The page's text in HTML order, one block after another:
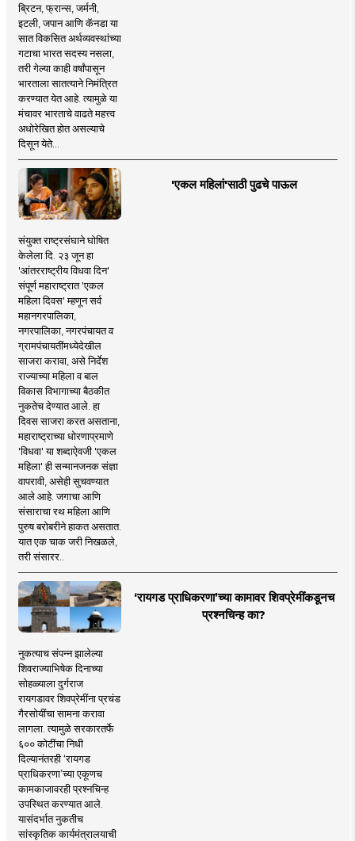
ब्रिटन, फ्रान्स, जर्मनी,
इटली, जपान आणि कॅनडा या
सात विकसित अर्थव्यवस्थांच्या
गटाचा भारत सदस्य नसला,
तरी गेल्या काही वर्षांपासून
भारताला सातत्याने निमंत्रित
करण्यात येत आहे. त्यामुळे या
मंचावर भारताचे वाढते महत्त्व
अधोरेखित होत असल्याचे
दिसून येते...
'एकल महिलां'साठी पुढचे पाऊल
संयुक्त राष्ट्रसंघाने घोषित
केलेला दि. २३ जून हा
'आंतरराष्ट्रीय विधवा दिन'
संपूर्ण महाराष्ट्रात 'एकल
महिला दिवस' म्हणून सर्व
महानगरपालिका,
नगरपालिका, नगरपंचायत व
ग्रामपंचायतींमध्येदेखील
साजरा करावा, असे निर्देश
राज्याच्या महिला व बाल
विकास विभागाच्या बैठकीत
नुकतेच देण्यात आले. हा
दिवस साजरा करत असताना,
महाराष्ट्राच्या धोरणाप्रमाणे
'विधवा' या शब्दाऐवजी 'एकल
महिला' ही सन्मानजनक संज्ञा
वापरावी, असेही सुचवण्यात
आले आहे. जगाचा आणि
संसाराचा रथ महिला आणि
पुरुष बरोबरीने हाकत असतात.
यात एक चाक जरी निखळले,
तरी संसारर..
‘रायगड प्राधिकरणा’च्या कामावर शिवप्रेमींकडूनच
प्रश्नचिन्ह का?
नुकत्याच संपन्न झालेल्या
शिवराज्याभिषेक दिनाच्या
सोहळ्याला दुर्गराज
रायगडावर शिवप्रेमींना प्रचंड
गैरसोयींचा सामना करावा
लागला. त्यामुळे सरकारतर्फे
६०० कोटींचा निधी
दिल्यानंतरही ‘रायगड
प्राधिकरणा’च्या एकूणच
कामकाजावरही प्रश्नचिन्ह
उपस्थित करण्यात आले.
यासंदर्भात नुकतीच
सांस्कृतिक कार्यमंत्रालयाची